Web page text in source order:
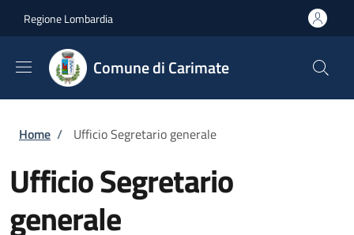
Regione Lombardia
Comune di Carimate
Briciole di pane
Home / Ufficio Segretario generale
Ufficio Segretario
generale